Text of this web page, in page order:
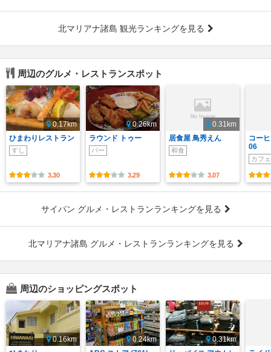
北マリアナ諸島 観光ランキングを見る
周辺のグルメ・レストランスポット
0.17km
ひまわりレストラン
すし
3.30
0.26km
ラウンド トゥー
バー
3.29
0.31km
居食屋 鳥秀えん
和食
3.07
コー
06
カフェ
サイパン グルメ・レストランランキングを見る
北マリアナ諸島 グルメ・レストランランキングを見る
周辺のショッピングスポット
0.16km
0.24km
0.31km